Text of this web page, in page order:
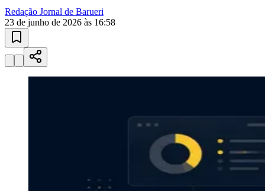
Redação Jornal de Barueri
23 de junho de 2026 às 16:58